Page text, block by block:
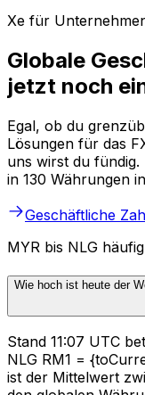
Xe für
Globale
jetzt noch
Egal, ob du
Lösungen für das
uns wirst du
in 130 Währungen
Geschäftliche
MYR bis NLG
Wie hoch ist heute der
Stand 11:07 UTC
NLG RM1 =
ist der Mittelwert